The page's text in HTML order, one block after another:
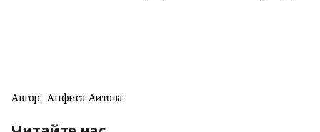
Автор: Анфиса Аитова